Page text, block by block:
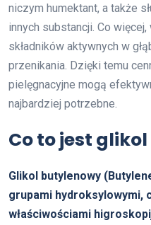
niczym humektant, a także
innych substancji. Co
składników aktywnych w
przenikania. Dzięki temu
pielęgnacyjne mogą
najbardziej potrzebne.
Co to jest
Glikol butylenowy
grupami hydroksylowymi,
właściwościami